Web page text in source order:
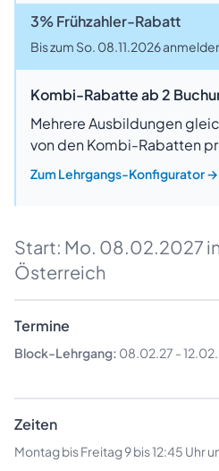
3% Frühzahler-Rabatt
Bis zum So. 08.11.2026
Kombi-Rabatte ab 2
Mehrere Ausbildungen
von den Kombi-Rabatten
Zum Lehrgangs-Konfigurator→
Start: Mo. 08.02.2027
Österreich
Termine
Block-Lehrgang: 08.02.27 -
Zeiten
Montag bis Freitag 9 bis 12:45 Uhr